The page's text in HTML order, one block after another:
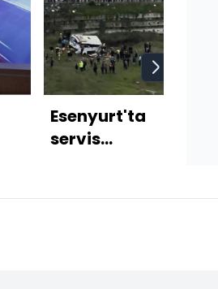
Esenyurt'ta
servis